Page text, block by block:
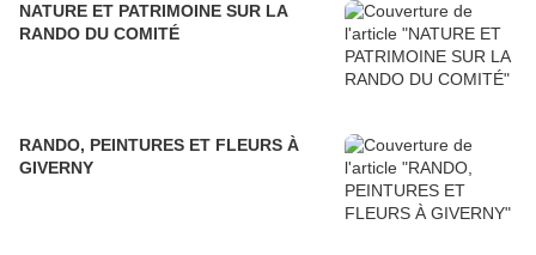
NATURE ET PATRIMOINE SUR LA
RANDO DU COMITÉ
RANDO, PEINTURES ET FLEURS À
GIVERNY